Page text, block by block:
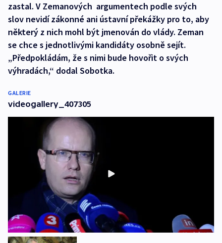
zastal. V Zemanových argumentech podle svých
slov nevidí zákonné ani ústavní překážky pro to, aby
některý z nich mohl být jmenován do vlády. Zeman
se chce s jednotlivými kandidáty osobně sejít.
„Předpokládám, že s nimi bude hovořit o svých
výhradách,“ dodal Sobotka.
GALERIE
videogallery_407305